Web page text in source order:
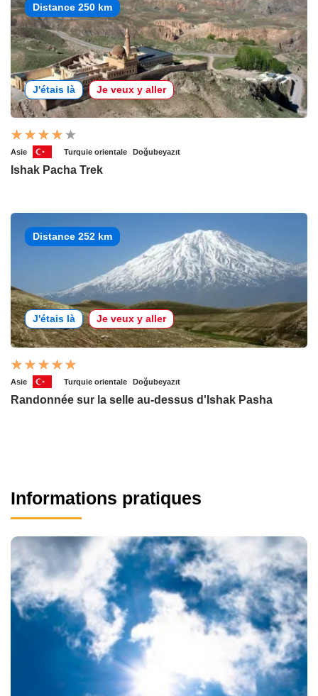
Distance 250 km
J'étais là Je veux y aller
Asie Turquie orientale Doğubeyazıt
Ishak Pacha Trek
Distance 252 km
J'étais là Je veux y aller
Asie Turquie orientale Doğubeyazıt
Randonnée sur la selle au-dessus d'Ishak Pasha
Informations pratiques